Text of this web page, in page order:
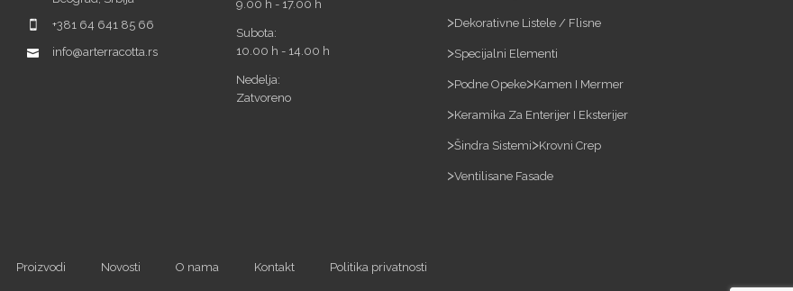
+381 64 641 85 66
info@arterracotta.rs
9.00 h - 17.00 h
Subota:
10.00 h - 14.00 h
Nedelja:
Zatvoreno
Dekorativne Listele / Flisne
Specijalni Elementi
Podne Opeke Kamen I Mermer
Keramika Za Enterijer I Eksterijer
Šindra Sistemi Krovni Crep
Ventilisane Fasade
Proizvodi Novosti O nama Kontakt Politika privatnosti